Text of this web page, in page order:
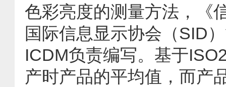
色彩亮度的测量方法，《
国际信息显示协会（SID
ICDM负责编写。基于
产时产品的平均值，而产